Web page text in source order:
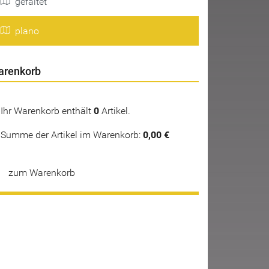
plano
Ihr Warenkorb enthält 0 Artikel.
Summe der Artikel im Warenkorb: 0,00 €
zum Warenkorb